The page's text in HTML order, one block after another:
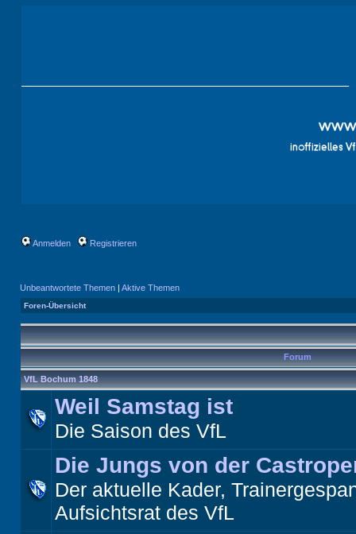
Anmelden Registrieren
Unbeantwortete Themen | Aktive Themen
Foren-Übersicht
Forum
VfL Bochum 1848
Weil Samstag ist
Die Saison des VfL
Die Jungs von der
Der aktuelle Kader,
Aufsichtsrat des VfL